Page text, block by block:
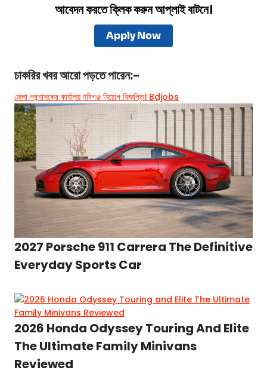
আবেদন করতে ক্লিক করুন আপ্লাই বাটনে।
Apply Now
চাকরির খবরআরো পড়তে পারেন:-
জেলা প্রশাসকের কার্যালয় হবিগঞ্জ নিয়োগ বিজ্ঞপ্তি। Bdjobs
2027 Porsche 911 Carrera The Definitive
Everyday Sports Car
2026 Honda Odyssey Touring And Elite
The Ultimate Family Minivans
Reviewed